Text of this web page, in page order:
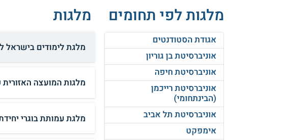
מלגות לפי תחומים
אגודת הסטודנטים
אוניברסיטת בן גוריון
אוניברסיטת חיפה
אוניברסיטת רייכמן
(הבינתחומי)
אוניברסיטת תל אביב
אימפקט
מלגות
מלגת לימודים בישראל
מלגות המועצה
מלגת עמותת בוגרי